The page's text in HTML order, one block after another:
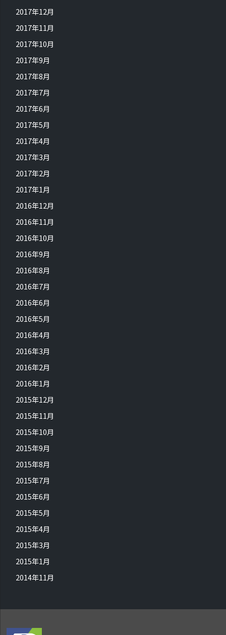
2017年12月
2017年11月
2017年10月
2017年9月
2017年8月
2017年7月
2017年6月
2017年5月
2017年4月
2017年3月
2017年2月
2017年1月
2016年12月
2016年11月
2016年10月
2016年9月
2016年8月
2016年7月
2016年6月
2016年5月
2016年4月
2016年3月
2016年2月
2016年1月
2015年12月
2015年11月
2015年10月
2015年9月
2015年8月
2015年7月
2015年6月
2015年5月
2015年4月
2015年3月
2015年1月
2014年11月